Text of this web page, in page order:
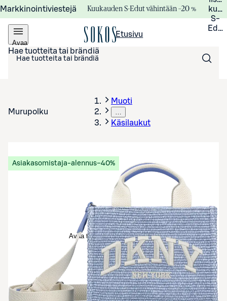
Markkinointiviestejä Kuukauden S-Edut vähintään –20 %
S-
Avaa
valikko
Etusivu
Hae tuotteita tai brändiä
Murupolku
Muoti
…
Käsilaukut
Avaa tuotekuva suurennettuna
Asiakasomistaja-alennus−40%